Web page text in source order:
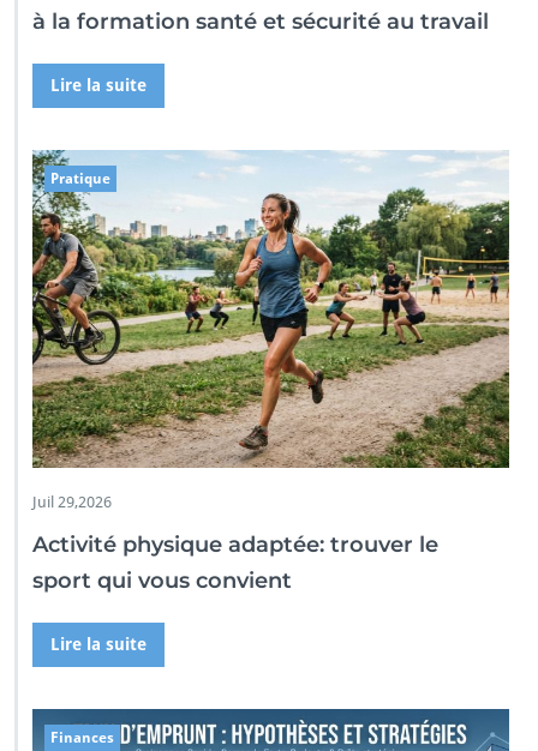
à la formation santé et sécurité au travail
Lire la suite
Pratique
Juil 29,2026
Activité physique adaptée: trouver le
sport qui vous convient
Lire la suite
Finances